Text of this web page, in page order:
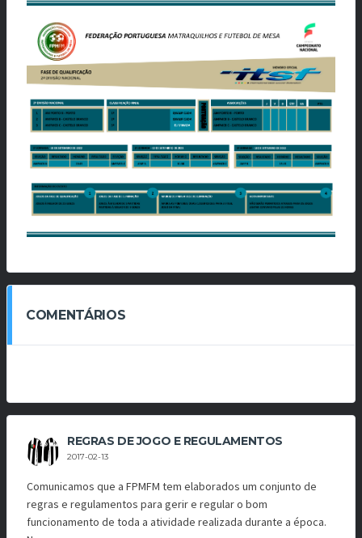
COMENTÁRIOS
REGRAS DE JOGO E REGULAMENTOS
2017-02-13
Comunicamos que a FPMFM tem elaborados um conjunto de
regras e regulamentos para gerir e regular o bom
funcionamento de toda a atividade realizada durante a época.